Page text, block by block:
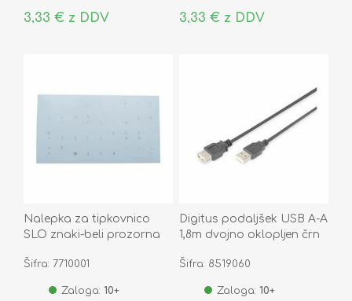
3,33 € z DDV 3,33 € z DDV
Nalepka za tipkovnico
SLO znaki-beli prozorna
Šifra: 7710001
Zaloga: 10+
Digitus podaljšek USB A-A
1,8m dvojno oklopljen črn
Šifra: 8519060
Zaloga: 10+